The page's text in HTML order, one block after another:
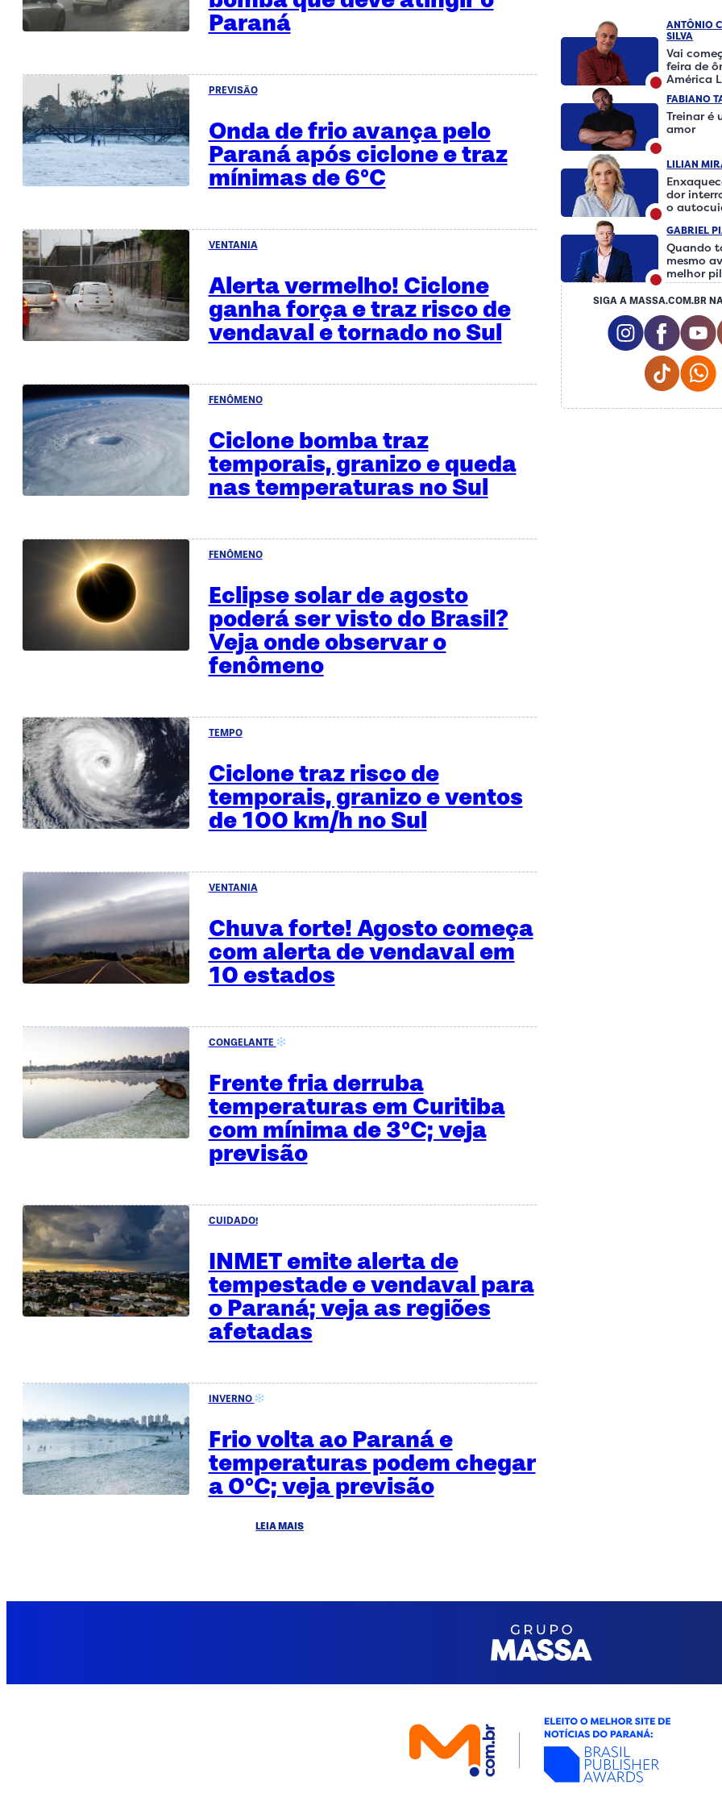
Paraná
PREVISÃO
Onda de frio avança pelo
Paraná após ciclone e traz
mínimas de 6°C
VENTANIA
Alerta vermelho! Ciclone
ganha força e traz risco de
vendaval e tornado no Sul
FENÔMENO
Ciclone bomba traz
temporais, granizo e queda
nas temperaturas no Sul
FENÔMENO
Eclipse solar de agosto
poderá ser visto do Brasil?
Veja onde observar o
fenômeno
TEMPO
Ciclone traz risco de
temporais, granizo e ventos
de 100 km/h no Sul
VENTANIA
Chuva forte! Agosto começa
com alerta de vendaval em
10 estados
CONGELANTE
Frente fria derruba
temperaturas em Curitiba
com mínima de 3°C; veja
previsão
CUIDADO!
INMET emite alerta de
tempestade e vendaval para
o Paraná; veja as regiões
afetadas
INVERNO
Frio volta ao Paraná e
temperaturas podem chegar
a 0°C; veja previsão
LEIA MAIS
ANTÔNIO
SILVA
Vai
feira de
América
FABIANO
Treinar é
amor
LILIAN
dor
o
GABRIEL
Quando
mesmo
melhor
SIGA A MASSA.COM.BR
Instagram
Tiktok